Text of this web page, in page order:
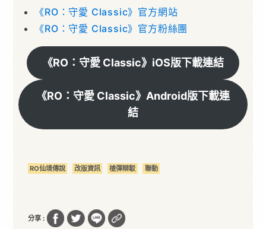
《RO：守愛 Classic》官方網站
《RO：守愛 Classic》官方粉絲團
《RO：守愛 Classic》iOS版下載連結
《RO：守愛 Classic》Android版下載連
結
RO仙境傳說 改版資訊 槍彈辯駁 聯動
分享 :